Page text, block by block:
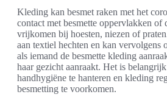
Kleding kan besmet raken met het
contact met besmette oppervlakken of
vrijkomen bij hoesten, niezen of
aan textiel hechten en kan vervolgens
als iemand de besmette kleding
haar gezicht aanraakt. Het is
handhygiëne te hanteren en kleding
besmetting te voorkomen.